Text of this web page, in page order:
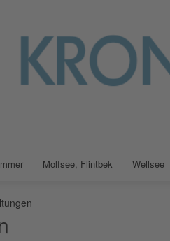
Molfsee, Flintbek Wellsee